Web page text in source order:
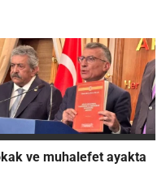
ve muhalefet ayakta